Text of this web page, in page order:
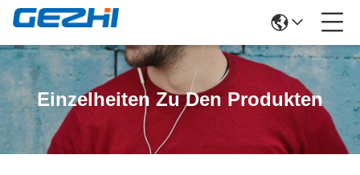
Einzelheiten Zu Den Produkten